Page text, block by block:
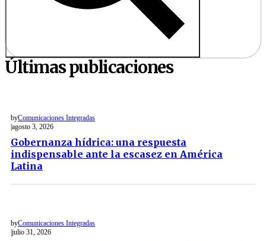
Últimas publicaciones
byComunicaciones Integradas
agosto 3, 2026
Gobernanza hídrica: una respuesta
indispensable ante la escasez en América
Latina
byComunicaciones Integradas
julio 31, 2026